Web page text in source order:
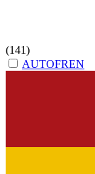
(141)
AUTOFREN